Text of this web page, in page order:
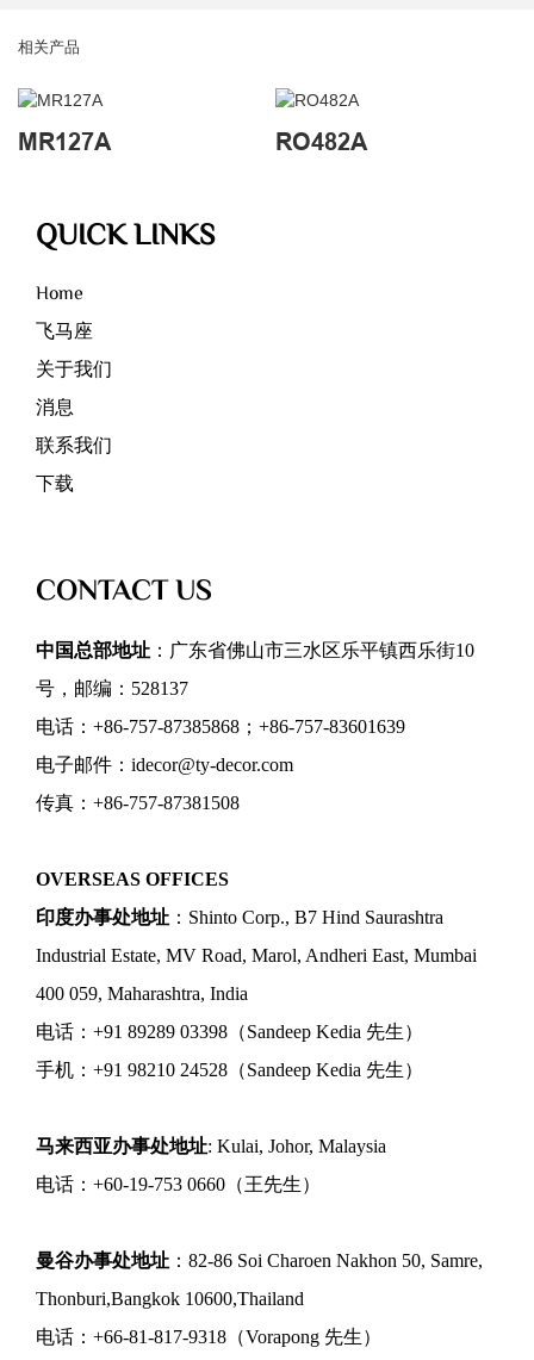
相关产品
MR127A RO482A
QUICK LINKS
Home
飞马座
关于我们
消息
联系我们
下载
CONTACT US
中国总部地址 ：广东省佛山市三水区乐平镇西乐街10
号，邮编：528137
电话：+86-757-87385868；+86-757-83601639
电子邮件：idecor@ty-decor.com
传真：+86-757-87381508
OVERSEAS OFFICES
印度办事处地址 ：Shinto Corp., B7 Hind Saurashtra
Industrial Estate, MV Road, Marol, Andheri East, Mumbai
400 059, Maharashtra, India
电话：+91 89289 03398（Sandeep Kedia 先生）
手机：+91 98210 24528（Sandeep Kedia 先生）
马来西亚办事处地址: Kulai, Johor, Malaysia
电话：+60-19-753 0660（王先生）
曼谷办事处地址 ：82-86 Soi Charoen Nakhon 50, Samre,
Thonburi,Bangkok 10600,Thailand
电话：+66-81-817-9318（Vorapong 先生）